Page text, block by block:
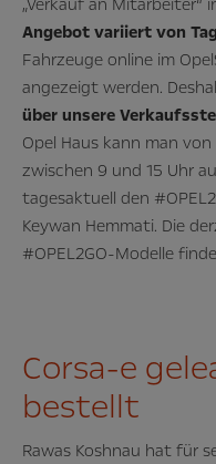
Angebot variiert von
Fahrzeuge online im
angezeigt werden.
über unsere
Opel Haus kann man
zwischen 9 und 15 Uhr
tagesaktuell den
Keywan Hemmati. Die
#OPEL2GO-Modelle
Corsa-e
bestellt
Rawas Koshnau hat für